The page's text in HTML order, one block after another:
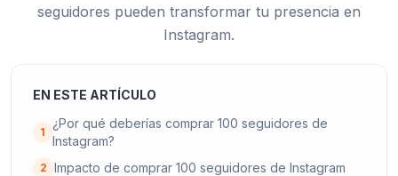
seguidores pueden transformar tu presencia en
Instagram.
EN ESTE ARTÍCULO
1
¿Por qué deberías comprar 100 seguidores de
Instagram?
2 Impacto de comprar 100 seguidores de Instagram